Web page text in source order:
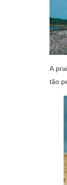
A
tão